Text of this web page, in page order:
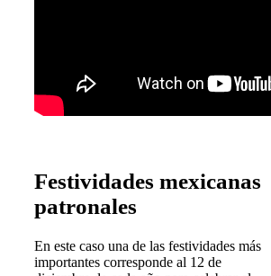
Festividades mexicanas
patronales
En este caso una de las festividades más
importantes corresponde al 12 de